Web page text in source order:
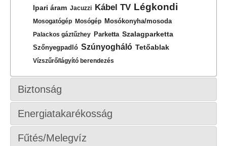
Ipari áram Jacuzzi Kábel TV Légkondi
Mosogatógép Mosógép Mosókonyha/mosoda
Palackos gáztűzhey Parketta Szalagparketta
Szőnyegpadló Szúnyogháló Tetőablak
Vízszűrő/lágyító berendezés
Biztonság
Energiatakarékosság
Fűtés/Melegvíz